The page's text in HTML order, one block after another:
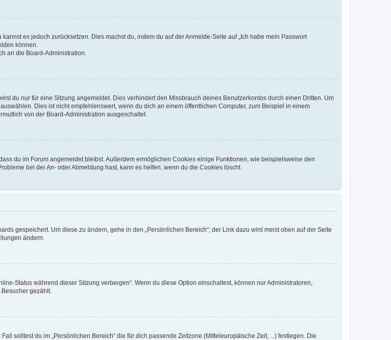
es jedoch zurücksetzen. Dies machst du, indem du auf der Anmelde-Seite auf „Ich habe mein Passwort
können.
an die Board-Administration.
du nur für eine Sitzung angemeldet. Dies verhindert den Missbrauch deines Benutzerkontos durch einen Dritten. Um
Dies ist nicht empfehlenswert, wenn du dich an einem öffentlichen Computer, zum Beispiel in einem
von der Board-Administration ausgeschaltet.
du im Forum angemeldet bleibst. Außerdem ermöglichen Cookies einige Funktionen, wie beispielsweise den
bei der An- oder Abmeldung hast, kann es helfen, wenn du die Cookies löscht.
gespeichert. Um diese zu ändern, gehe in den „Persönlichen Bereich“; der Link dazu wird meist oben auf der Seite
ändern.
Status während dieser Sitzung verbergen“. Wenn du diese Option einschaltest, können nur Administratoren,
gezählt.
solltest du im „Persönlichen Bereich“ die für dich passende Zeitzone (Mitteleuropäische Zeit, ...) festlegen. Die